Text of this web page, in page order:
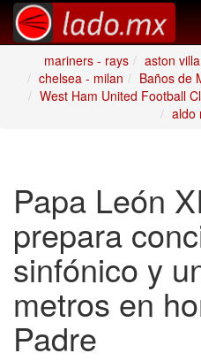
mariners - rays
aston
chelsea - milan
Baños de
West Ham United Football
aldo
Papa León
prepara
sinfónico y
metros en
Padre